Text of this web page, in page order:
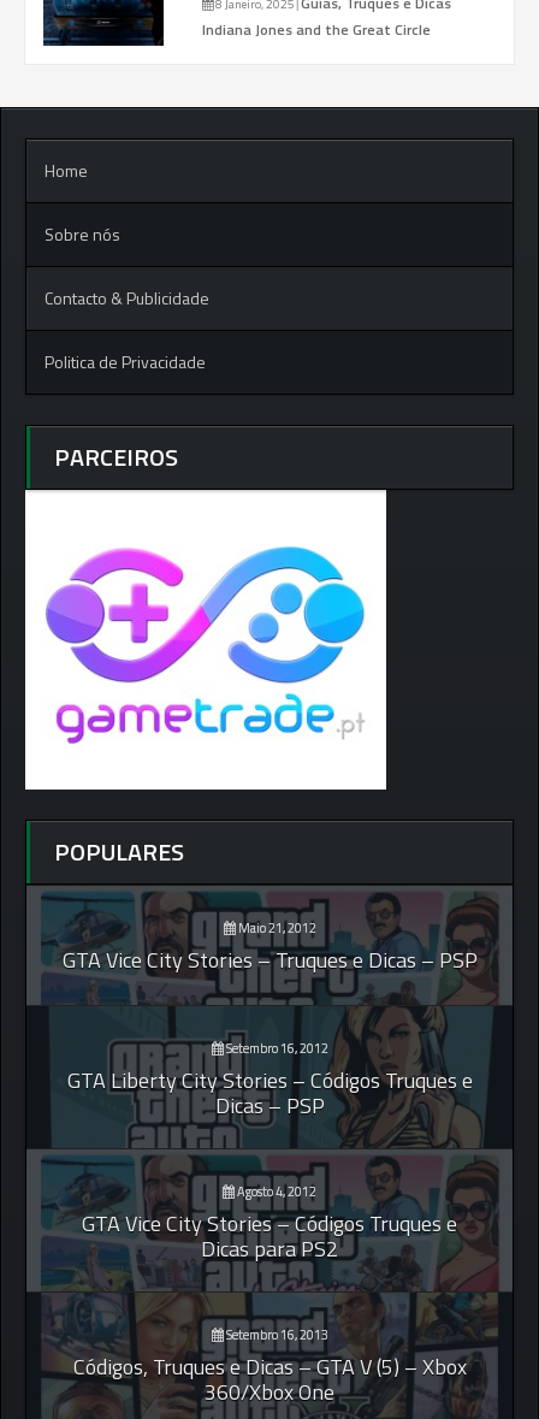
Indiana Jones and the Great Circle
Home
Sobre nós
Contacto & Publicidade
Politica de Privacidade
PARCEIROS
POPULARES
Maio 21, 2012
GTA Vice City Stories – Truques e Dicas – PSP
Setembro 16, 2012
GTA Liberty City Stories – Códigos Truques e
Dicas – PSP
Agosto 4, 2012
GTA Vice City Stories – Códigos Truques e
Dicas para PS2
Setembro 16, 2013
Códigos, Truques e Dicas – GTA V (5) – Xbox
360/Xbox One